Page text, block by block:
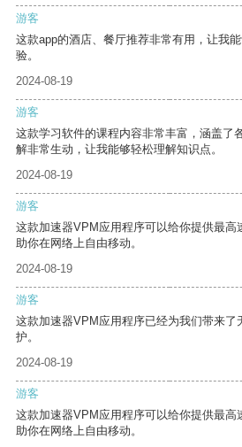
游客
这款app的酒店、餐厅推荐非常有用，让我
验。
2024-08-19
游客
这款学习软件的课程内容非常丰富，涵盖了
解非常生动，让我能够轻松理解知识点。
2024-08-19
游客
这款加速器VPM应用程序可以给你提供最高
助你在网络上自由移动。
2024-08-19
游客
这款加速器VPM应用程序已经为我们带来了
护。
2024-08-19
游客
这款加速器VPM应用程序可以给你提供最高
助你在网络上自由移动。